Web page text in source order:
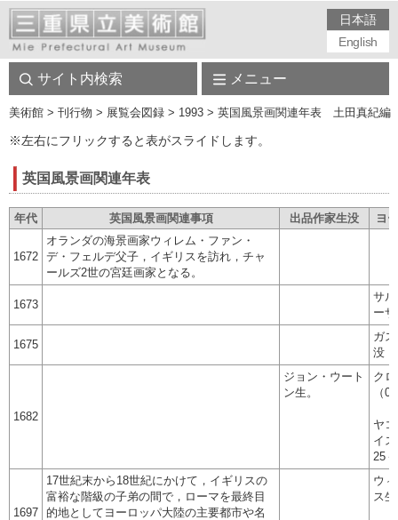
日本語
English
サイト内検索 メニュー
美術館 > 刊行物 > 展覧会図録 > 1993 > 英国風景画関連年表 土田真紀
※左右にフリックすると表がスライドします。
英国風景画関連年表
年代 英国風景画関連事項 出品作家生没 ヨ
1672
オランダの海景画家ウィレム・ファン・
デ・フェルデ父子，イギリスを訪れ，チャ
ールズ2世の宮廷画家となる。
1673
サ
ー
1675
ガ
没
1682
ジョン・ウート
ン生。
ク
（
ヤ
イ
25
1697
17世紀末から18世紀にかけて，イギリスの
富裕な階級の子弟の間で，ローマを最終目
的地としてヨーロッパ大陸の主要都市や名
ウ
ス